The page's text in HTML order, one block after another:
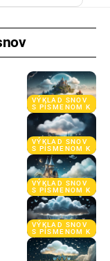
VÝKLAD SNOV
S PÍSMENOM K
VÝKLAD SNOV
S PÍSMENOM K
VÝKLAD SNOV
S PÍSMENOM K
VÝKLAD SNOV
S PÍSMENOM K